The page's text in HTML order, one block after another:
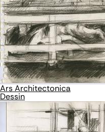
Ars Architectonica
Dessin